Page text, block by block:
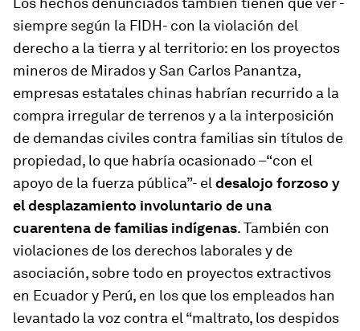
siempre según la FIDH- con la violación del
derecho a la tierra y al territorio: en los proyectos
mineros de Mirados y San Carlos Panantza,
empresas estatales chinas habrían recurrido a la
compra irregular de terrenos y a la interposición
de demandas civiles contra familias sin títulos de
propiedad, lo que habría ocasionado –“con el
apoyo de la fuerza pública”- el desalojo forzoso y
el desplazamiento involuntario de una
cuarentena de familias indígenas. También con
violaciones de los derechos laborales y de
asociación, sobre todo en proyectos extractivos
en Ecuador y Perú, en los que los empleados han
levantado la voz contra el “maltrato, los despidos